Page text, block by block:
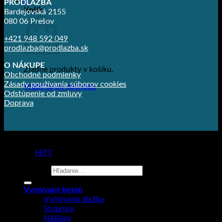
Košík
Žiadne produkty v košíku.
Vrátiť sa do obchodu
PRODLAŽBA
Bardejovská 2155
080 06 Prešov
+421 948 592 049
prodlazba@prodlazba.sk
O NÁKUPE
Obchodné podmienky
Zásady používania súborov cookies
Odstúpenie od zmluvy
Doprava
HiTT
Vymývaný betón
Vymývaná dlažba
Stupnice
Nášľapy